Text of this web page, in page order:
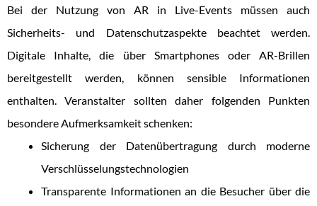
Bei der Nutzung von AR in Live-Events müssen auch
Sicherheits- und Datenschutzaspekte beachtet werden.
Digitale Inhalte, die über Smartphones oder AR-Brillen
bereitgestellt werden, können sensible Informationen
enthalten. Veranstalter sollten daher folgenden Punkten
besondere Aufmerksamkeit schenken:
Sicherung der Datenübertragung durch moderne
Verschlüsselungstechnologien
Transparente Informationen an die Besucher über die